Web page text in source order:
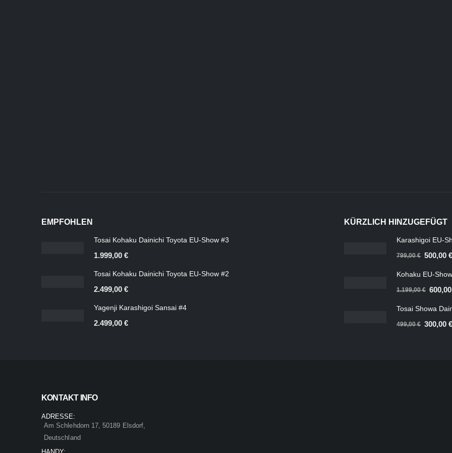
EMPFOHLEN
Tosai Kohaku Dainichi Toyota EU-Show #3
1.999,00 €
Tosai Kohaku Dainichi Toyota EU-Show #2
2.499,00 €
Yagenji Karashigoi Sansai #4
2.499,00 €
KÜRZLICH HINZUGEFÜGT
Karashigoi EU-
799,00€
war:
799,00 €
500,00 €
Kohaku EU-
1.199,00€
war:
Tosai Showa
499,00€ 300,00 €
KONTAKT INFO
ADRESSE:
Am Schlehdorn 17, 50189 Elsdorf,
Deutschland